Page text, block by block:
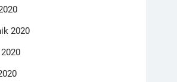
2020